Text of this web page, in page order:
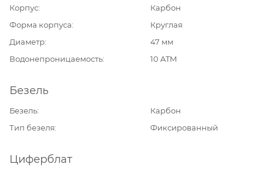
Корпус
Карбон
Форма корпуса
Круглая
Диаметр
47 мм
Водонепроницаемость
10 ATM
Безель
Безель
Карбон
Тип безеля
Фиксированный
Циферблат